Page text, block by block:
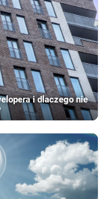
i dlaczego nie